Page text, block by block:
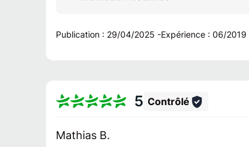
Publication : 29/04/2025 -Expérience :06/2019
5 Contrôlé
Mathias B.